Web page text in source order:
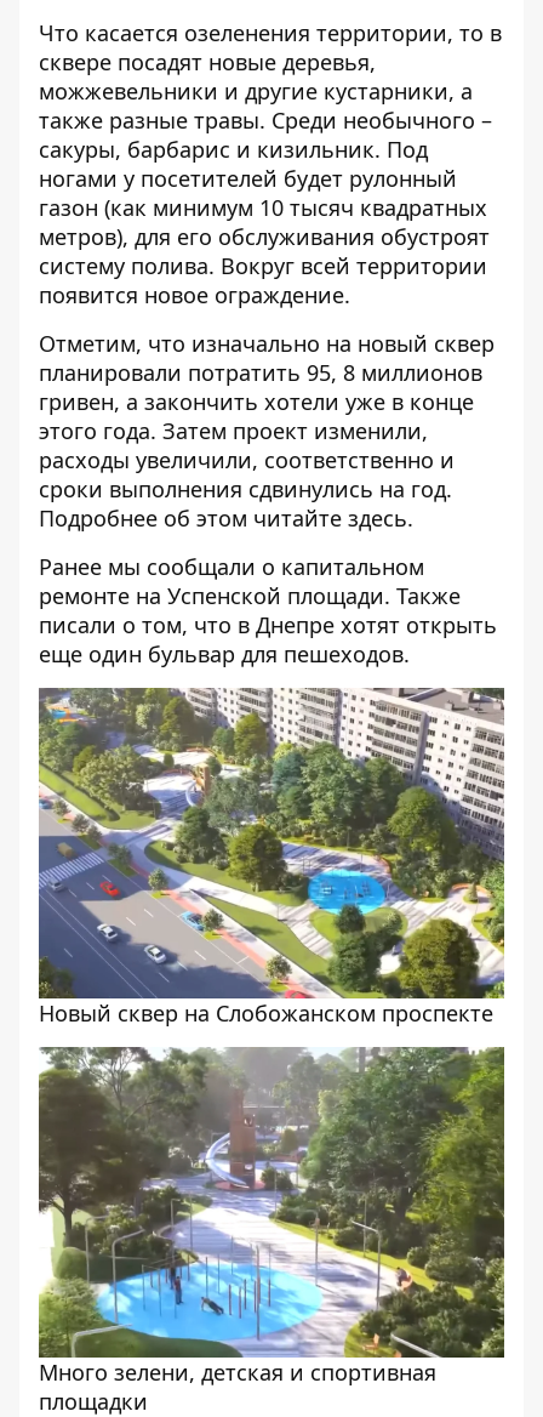
Что касается озеленения территории, то в
сквере посадят новые деревья,
можжевельники и другие кустарники, а
также разные травы. Среди необычного –
сакуры, барбарис и кизильник. Под
ногами у посетителей будет рулонный
газон (как минимум 10 тысяч квадратных
метров), для его обслуживания обустроят
систему полива. Вокруг всей территории
появится новое ограждение.
Отметим, что изначально на новый сквер
планировали потратить 95, 8 миллионов
гривен, а закончить хотели уже в конце
этого года. Затем проект изменили,
расходы увеличили, соответственно и
сроки выполнения сдвинулись на год.
Подробнее об этом читайте здесь.
Ранее мы сообщали о капитальном
ремонте на Успенской площади. Также
писали о том, что в Днепре хотят открыть
еще один бульвар для пешеходов.
Новый сквер на Слобожанском проспекте
Много зелени, детская и спортивная
площадки